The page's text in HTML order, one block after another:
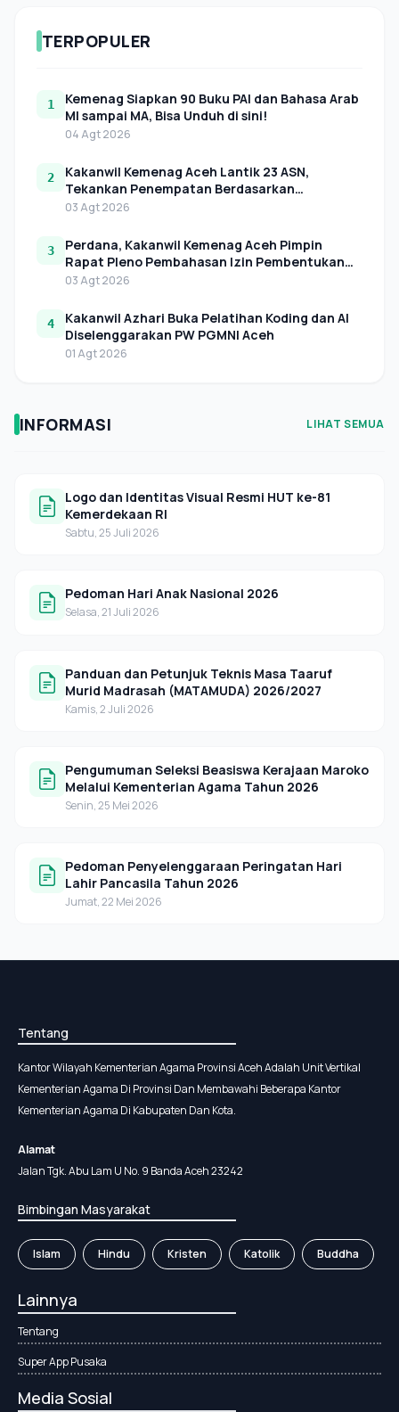
TERPOPULER
1
Kemenag Siapkan 90 Buku PAI dan Bahasa Arab
MI sampai MA, Bisa Unduh di sini!
04 Agt 2026
2
Kakanwil Kemenag Aceh Lantik 23 ASN,
Tekankan Penempatan Berdasarkan
Kebutuhan Organisasi
03 Agt 2026
3
Perdana, Kakanwil Kemenag Aceh Pimpin
Rapat Pleno Pembahasan Izin Pembentukan
LAZNAS Perwakilan di Aceh
03 Agt 2026
4
Kakanwil Azhari Buka Pelatihan Koding dan AI
Diselenggarakan PW PGMNI Aceh
01 Agt 2026
INFORMASI LIHAT SEMUA
Logo dan Identitas Visual Resmi HUT ke-81
Kemerdekaan RI
Sabtu, 25 Juli 2026
Pedoman Hari Anak Nasional 2026
Selasa, 21 Juli 2026
Panduan dan Petunjuk Teknis Masa Taaruf
Murid Madrasah (MATAMUDA) 2026/2027
Kamis, 2 Juli 2026
Pengumuman Seleksi Beasiswa Kerajaan Maroko
Melalui Kementerian Agama Tahun 2026
Senin, 25 Mei 2026
Pedoman Penyelenggaraan Peringatan Hari
Lahir Pancasila Tahun 2026
Jumat, 22 Mei 2026
Tentang
Kantor Wilayah Kementerian Agama Provinsi Aceh Adalah Unit Vertikal
Kementerian Agama Di Provinsi Dan Membawahi Beberapa Kantor
Kementerian Agama Di Kabupaten Dan Kota.
Alamat
Jalan Tgk. Abu Lam U No. 9 Banda Aceh 23242
Bimbingan Masyarakat
Islam Hindu Kristen Katolik Buddha
Lainnya
Tentang
Super App Pusaka
Media Sosial